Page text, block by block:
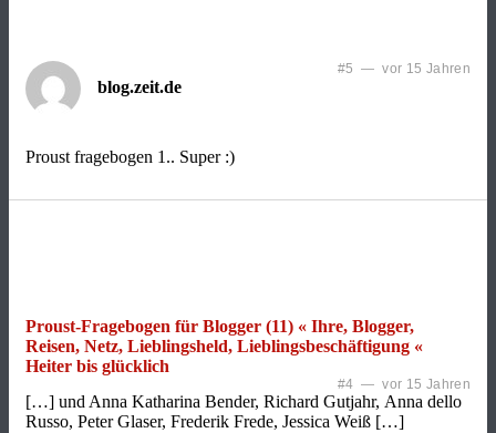
blog.zeit.de
#5 — vor 15 Jahren
Proust fragebogen 1.. Super :)
Proust-Fragebogen für Blogger (11) « Ihre, Blogger,
Reisen, Netz, Lieblingsheld, Lieblingsbeschäftigung «
Heiter bis glücklich
#4 — vor 15 Jahren
[…] und Anna Katharina Bender, Richard Gutjahr, Anna dello
Russo, Peter Glaser, Frederik Frede, Jessica Weiß […]